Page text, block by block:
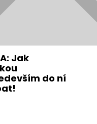
Jak
do ní